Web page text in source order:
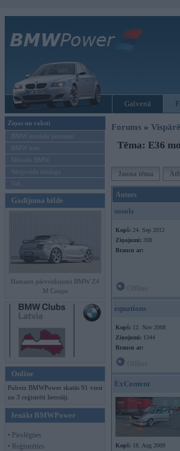
Galvenā
Ziņas un raksti
BMW modeļu jaunumi
BMW testi
Mēneša BMW
Sērijveida tūnings
Vel...
Gadījuma bilde
Hamann pārveidojumi BMW Z4
M Coupe
Online
Pašreiz BMWPower skatās 91 viesi
un 3 reģistrēti lietotāji.
Ienākt BMWPower
• Pieslēgties
• Reģistrēties
Forums »
Tēma: E36
Jauna tēma
Autors
sosols
Kopš: 24. Sep 2012
Ziņojumi: 308
Braucu ar:
equations
Kopš: 12. Nov 2008
Ziņojumi: 1344
Braucu ar:
ExContent
Kopš: 18. Aug 2009